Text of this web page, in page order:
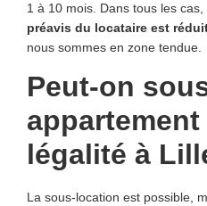
1 à 10 mois. Dans tous les cas,
préavis du locataire est
nous sommes en zone tendue.
Peut-on
légalité à
La sous-location est possible,